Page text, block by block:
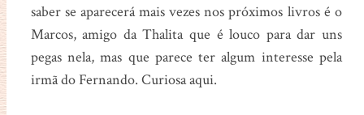
saber se aparecerá mais vezes nos próximos livros é o
Marcos, amigo da Thalita que é louco para dar uns
pegas nela, mas que parece ter algum interesse pela
irmã do Fernando. Curiosa aqui.